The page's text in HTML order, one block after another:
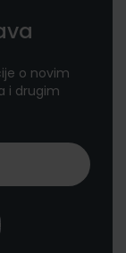
o novim
i drugim